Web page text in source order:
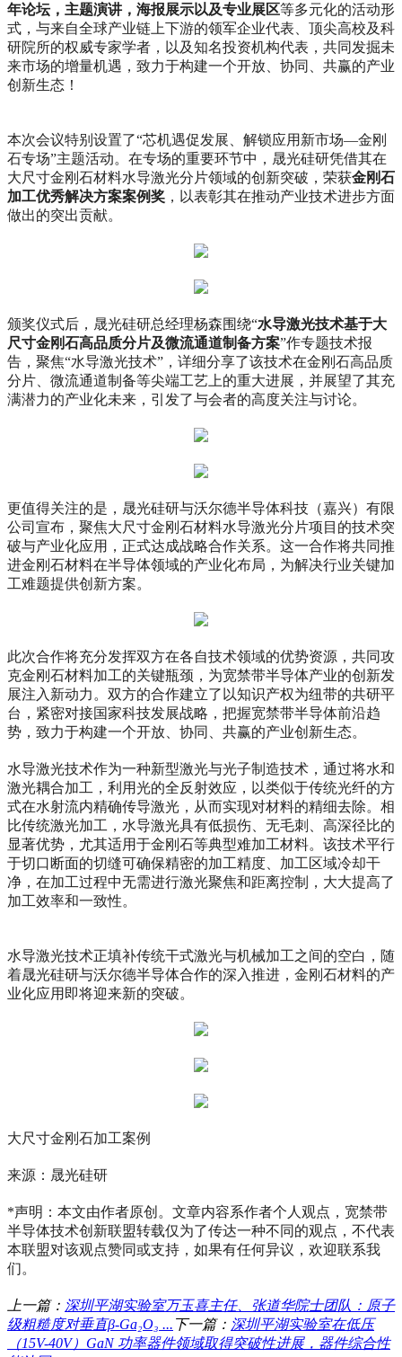
年论坛，主题演讲，海报展示以及专业展区等多元化的活动形
式，与来自全球产业链上下游的领军企业代表、顶尖高校及科
研院所的权威专家学者，以及知名投资机构代表，共同发掘未
来市场的增量机遇，致力于构建一个开放、协同、共赢的产业
创新生态！
本次会议特别设置了“芯机遇促发展、解锁应用新市场—金刚
石专场”主题活动。在专场的重要环节中，晟光硅研凭借其在
大尺寸金刚石材料水导激光分片领域的创新突破，荣获金刚石
加工优秀解决方案案例奖 ，以表彰其在推动产业技术进步方面
做出的突出贡献。
颁奖仪式后，晟光硅研总经理杨森围绕“水导激光技术基于大
尺寸金刚石高品质分片及微流通道制备方案”作专题技术报
告，聚焦“水导激光技术”，详细分享了该技术在金刚石高品质
分片、微流通道制备等尖端工艺上的重大进展，并展望了其充
满潜力的产业化未来，引发了与会者的高度关注与讨论。
更值得关注的是，晟光硅研与沃尔德半导体科技（嘉兴）有限
公司宣布，聚焦大尺寸金刚石材料水导激光分片项目的技术突
破与产业化应用，正式达成战略合作关系。这一合作将共同推
进金刚石材料在半导体领域的产业化布局，为解决行业关键加
工难题提供创新方案。
此次合作将充分发挥双方在各自技术领域的优势资源，共同攻
克金刚石材料加工的关键瓶颈，为宽禁带半导体产业的创新发
展注入新动力。双方的合作建立了以知识产权为纽带的共研平
台，紧密对接国家科技发展战略，把握宽禁带半导体前沿趋
势，致力于构建一个开放、协同、共赢的产业创新生态。
水导激光技术作为一种新型激光与光子制造技术，通过将水和
激光耦合加工，利用光的全反射效应，以类似于传统光纤的方
式在水射流内精确传导激光，从而实现对材料的精细去除。相
比传统激光加工，水导激光具有低损伤、无毛刺、高深径比的
显著优势，尤其适用于金刚石等典型难加工材料。该技术平行
于切口断面的切缝可确保精密的加工精度、加工区域冷却干
净，在加工过程中无需进行激光聚焦和距离控制，大大提高了
加工效率和一致性。
水导激光技术正填补传统干式激光与机械加工之间的空白，随
着晟光硅研与沃尔德半导体合作的深入推进，金刚石材料的产
业化应用即将迎来新的突破。
大尺寸金刚石加工案例
来源：晟光硅研
*声明：本文由作者原创。文章内容系作者个人观点，宽禁带
半导体技术创新联盟转载仅为了传达一种不同的观点，不代表
本联盟对该观点赞同或支持，如果有任何异议，欢迎联系我
们。
上一篇： 深圳平湖实验室万玉喜主任、张道华院士团队：原子
级粗糙度对垂直β-Ga₂O₃ ... 下一篇： 深圳平湖实验室在低压
（15V-40V）GaN 功率器件领域取得突破性进展，器件综合性